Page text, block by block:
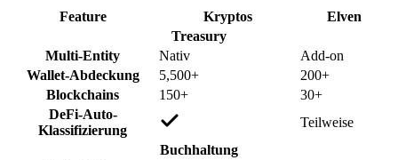
Feature Kryptos
Elven
Treasury
Multi-Entity
Nativ
Add-on
Wallet-Abdeckung
5,500+
200+
Blockchains
150+
30+
DeFi-Auto-
Klassifizierung
Teilweise
Buchhaltung